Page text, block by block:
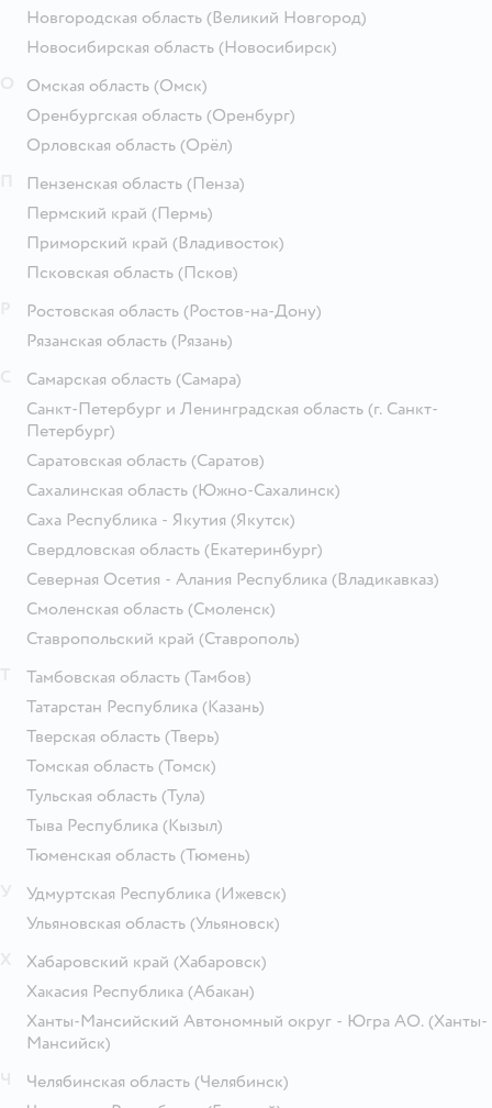
Новгородская область (Великий Новгород)
Новосибирская область (Новосибирск)
Омская область (Омск)
Оренбургская область (Оренбург)
Орловская область (Орёл)
Пензенская область (Пенза)
Пермский край (Пермь)
Приморский край (Владивосток)
Псковская область (Псков)
Ростовская область (Ростов-на-Дону)
Рязанская область (Рязань)
Самарская область (Самара)
Санкт-Петербург и Ленинградская область (г. Санкт-
Петербург)
Саратовская область (Саратов)
Сахалинская область (Южно-Сахалинск)
Саха Республика - Якутия (Якутск)
Свердловская область (Екатеринбург)
Северная Осетия - Алания Республика (Владикавказ)
Смоленская область (Смоленск)
Ставропольский край (Ставрополь)
Тамбовская область (Тамбов)
Татарстан Республика (Казань)
Тверская область (Тверь)
Томская область (Томск)
Тульская область (Тула)
Тыва Республика (Кызыл)
Тюменская область (Тюмень)
Удмуртская Республика (Ижевск)
Ульяновская область (Ульяновск)
Хабаровский край (Хабаровск)
Хакасия Республика (Абакан)
Ханты-Мансийский Автономный округ - Югра АО. (Ханты-
Мансийск)
Челябинская область (Челябинск)